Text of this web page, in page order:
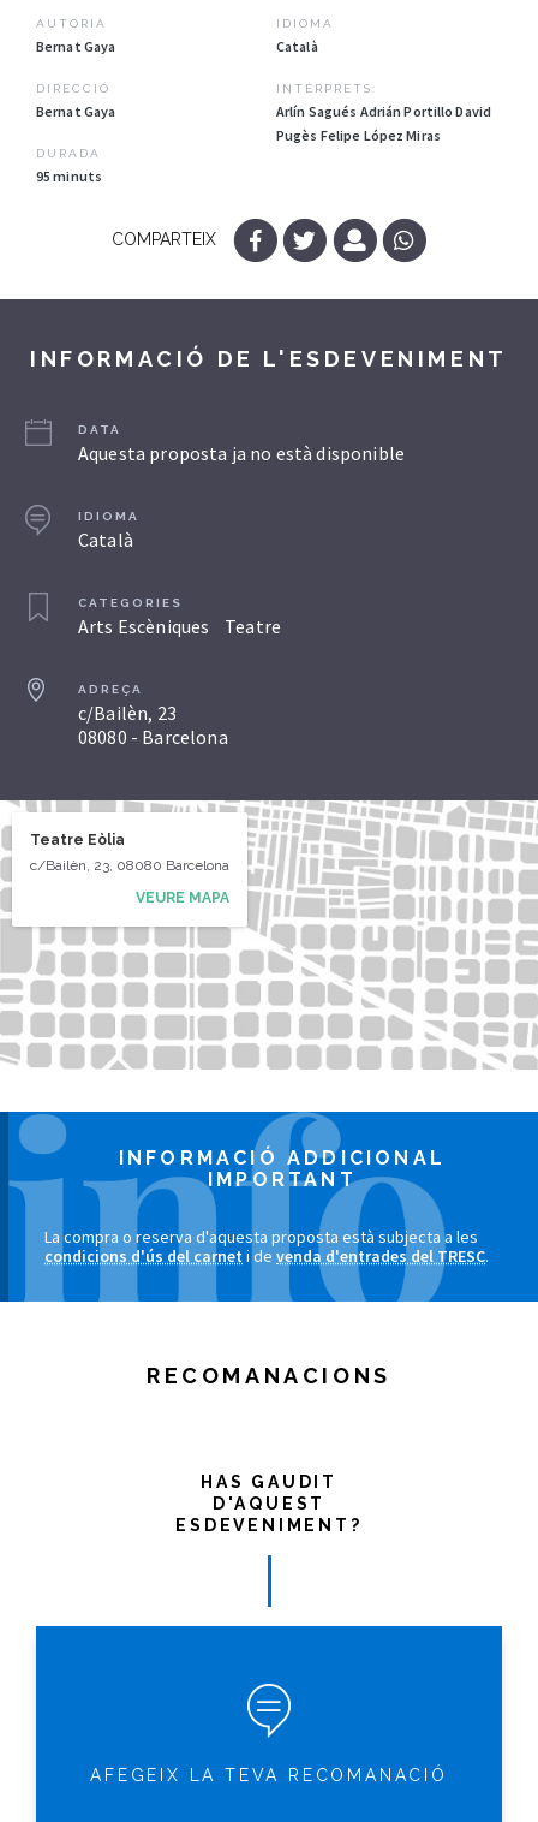
AUTORIA
Bernat Gaya
DIRECCIÓ
Bernat Gaya
DURADA
95 minuts
IDIOMA
Català
INTÈRPRETS:
Arlín Sagués Adrián Portillo David
Pugès Felipe López Miras
COMPARTEIX
INFORMACIÓ DE L'ESDEVENIMENT
DATA
Aquesta proposta ja no està disponible
IDIOMA
Català
CATEGORIES
Arts Escèniques Teatre
ADREÇA
c/Bailèn, 23
08080 - Barcelona
Teatre Eòlia
c/Bailèn, 23, 08080 Barcelona
VEURE MAPA
INFORMACIÓ ADDICIONAL
IMPORTANT
La compra o reserva d'aquesta proposta està subjecta a les
condicions d'ús del carneti de venda d'entrades del TRESC.
RECOMANACIONS
HAS GAUDIT
D'AQUEST
ESDEVENIMENT?
AFEGEIX LA TEVA RECOMANACIÓ